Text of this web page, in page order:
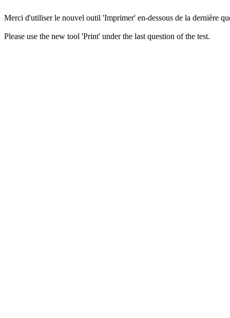
Merci d'utiliser le nouvel outil 'Imprimer' en-dessous de la dernière
Please use the new tool 'Print' under the last question of the test.